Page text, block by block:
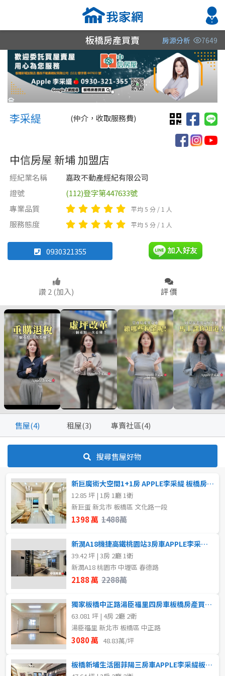
縣市
不限
區域
不限
不拘 電梯大樓
坪數
30~40 坪 40~50 坪
60~70 坪
~ 坪
樓層
不拘
5~10樓
11~20樓
~ 樓
格局
不拘
3房
屋齡
不拘
縣市
不限
區域
不限
縣市
不限
區域
不限
不拘 整層住家 獨立套房
坪數
~ 坪
樓層
不拘
2樓
5~10樓
~ 樓
租金(元)
板橋房產買賣 房源分析 7649
李采緹 APPLE 李采緹
李采緹 (仲介，收取服務費)
中信房屋 新埔 加盟店
經紀業名稱
嘉政不動產經紀有限公司
證號
(112)登字第447633號
專業品質
平均 5 分 / 1 人
服務態度 平均 5 分 / 1 人
0930321355
讚 2 (加入) 評 價
售屋(4) 租屋(3) 專賣社區(4)
搜尋售屋好物
新巨魔術大空間1+1房 APPLE李采緹 板橋房產買賣
12.85 坪 | 1房 1廳 1衛
新巨蛋 新北市 板橋區 文化路一段
1398 萬 1488萬
新潤A18機捷高鐵桃園站3房車APPLE李采緹板橋房產買賣
39.42 坪 | 3房 2廳 1衛
新潤A18 桃園市 中壢區 春德路
2188 萬 2288萬
獨家板橋中正路湯臣福里四房車板橋房產買賣APPLE李采緹
63.081 坪 | 4房 2廳 2衛
湯臣福里 新北市 板橋區 中正路
3080 萬 48.83萬/坪
板橋新埔生活圈菲陽三房車APPLE李采緹板橋房產買賣